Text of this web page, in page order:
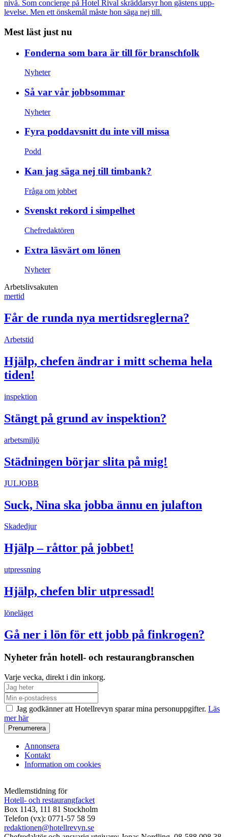
nivå. Som concierge på Hotel Rival skräddarsyr hon gästens upp­
levelse. Men ett önskemål måste hon säga nej till.
Mest läst just nu
Fonderna som bara är till för branschfolk
Nyheter
Så var vår jobbsommar
Nyheter
Fyra poddavsnitt du inte vill missa
Podd
Kan jag säga nej till timbank?
Fråga om jobbet
Svenskt rekord i simpelhet
Chefredaktören
Extra läsvärt om lönen
Nyheter
Arbetslivsakuten
mertid
Får de runda nya mertidsreglerna?
Arbetstid
Hjälp, chefen ändrar i mitt schema hela
tiden!
inspektion
Stängt på grund av inspektion?
arbetsmiljö
Städningen börjar slita på mig!
JULJOBB
Suck, Nina ska jobba ännu en julafton
Skadedjur
Hjälp – råttor på jobbet!
utpressning
Hjälp, chefen blir utpressad!
löneläget
Gå ner i lön för ett jobb på finkrogen?
Nyheter från hotell- och restaurangbranschen
Varje vecka, direkt i din inkorg.
Jag godkänner att Hotellrevyn sparar mina personuppgifter. Läs
mer här
Annonsera
Kontakt
Information om cookies
Medlemstidning för
Hotell- och restaurangfacket
Box 1143, 111 81 Stockholm
Telefon (vx): 0771-57 58 59
redaktionen@hotellrevyn.se